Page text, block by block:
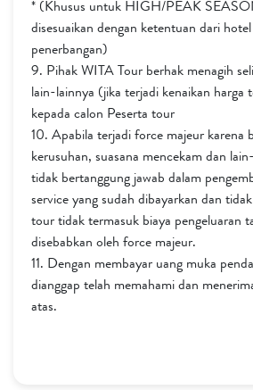
* (Khusus untuk HIGH/PEAK
disesuaikan dengan ketentuan dari
9. Pihak WITA Tour berhak menagih
lain-lainnya (jika terjadi kenaikan
kepada calon Peserta tour
10. Apabila terjadi force majeur karena
kerusuhan, suasana mencekam dan
tidak bertanggung jawab dalam
service yang sudah dibayarkan dan
tour tidak termasuk biaya pengeluaran
disebabkan oleh force majeur.
11. Dengan membayar uang muka
dianggap telah memahami dan
atas.